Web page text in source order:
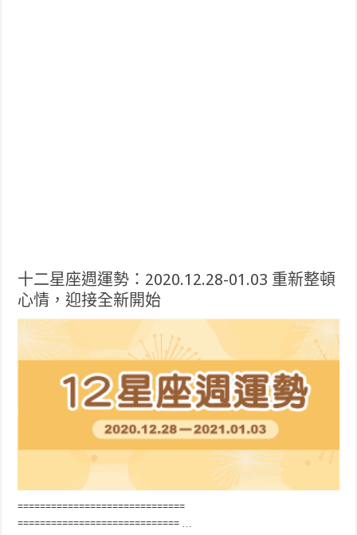
十二星座週運勢：2020.12.28-01.03 重新整頓
心情，迎接全新開始
==============================
============================= …